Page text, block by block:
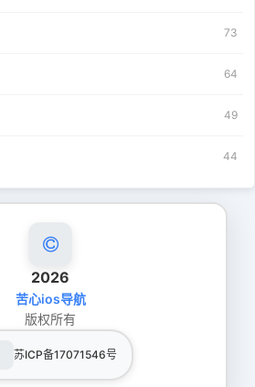
73
64
49
44
2026
苦心ios导航
版权所有
苏ICP备17071546号